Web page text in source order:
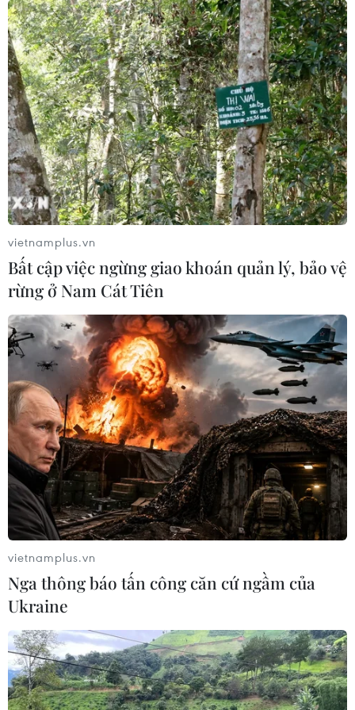
TIN CÙNG CHUYÊN MỤC
Ca vi phẫu ghép da đầu hiếm gặp
giúp bé gái phục hồi sau 10 năm
06/08/2026 07:15
vietnamplus.vn
Bất cập việc ngừng giao khoán quản lý, bảo vệ
rừng ở Nam Cát Tiên
vietnamplus.vn
Nga thông báo tấn công căn cứ ngầm của
Ukraine